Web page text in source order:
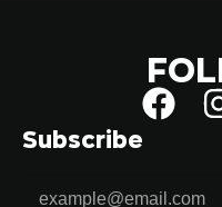
Subscribe